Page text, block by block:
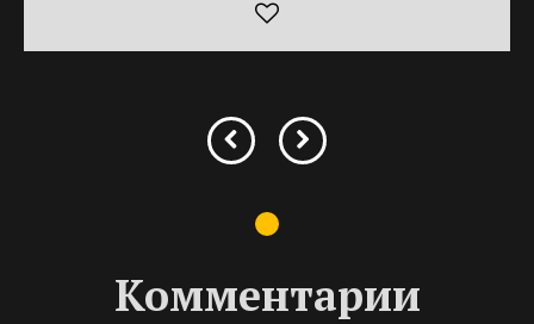
Комментарии